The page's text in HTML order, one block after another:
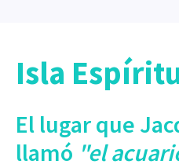
Isla
El lugar que
llamó "el